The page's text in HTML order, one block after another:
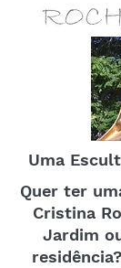
Uma
Quer ter
Cristina
Jardim